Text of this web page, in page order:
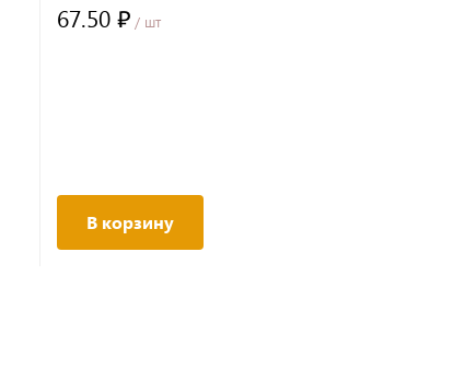
67.50 ₽ / шт
В корзину